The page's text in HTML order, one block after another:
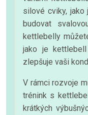
silové cviky, jako
budovat
kettlebelly
jako je
zlepšuje vaši
V rámci rozvoje
trénink s
krátkých